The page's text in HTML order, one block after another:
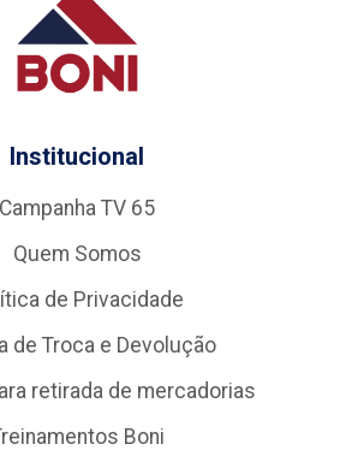
Institucional
Campanha TV 65
Quem Somos
de Privacidade
de Troca e Devolução
retirada de mercadorias
Boni